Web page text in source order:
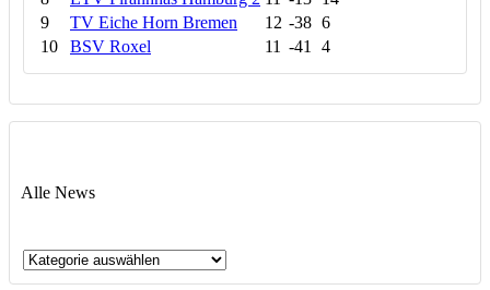
9
TV Eiche Horn Bremen 12 -38 6
10
BSV Roxel 11 -41 4
Alle News
Alle